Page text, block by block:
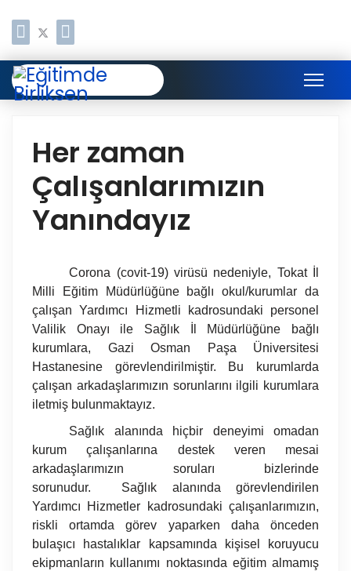
Her zaman
Çalışanlarımızın
Yanındayız
Corona (covit-19) virüsü nedeniyle, Tokat İl
Milli Eğitim Müdürlüğüne bağlı okul/kurumlar da
çalışan Yardımcı Hizmetli kadrosundaki personel
Valilik Onayı ile Sağlık İl Müdürlüğüne bağlı
kurumlara, Gazi Osman Paşa Üniversitesi
Hastanesine görevlendirilmiştir. Bu kurumlarda
çalışan arkadaşlarımızın sorunlarını ilgili kurumlara
iletmiş bulunmaktayız.
Sağlık alanında hiçbir deneyimi omadan
kurum çalışanlarına destek veren mesai
arkadaşlarımızın soruları bizlerinde
sorunudur. Sağlık alanında görevlendirilen
Yardımcı Hizmetler kadrosundaki çalışanlarımızın,
riskli ortamda görev yaparken daha önceden
bulaşıcı hastalıklar kapsamında kişisel koruyucu
ekipmanların kullanımı noktasında eğitim almamış